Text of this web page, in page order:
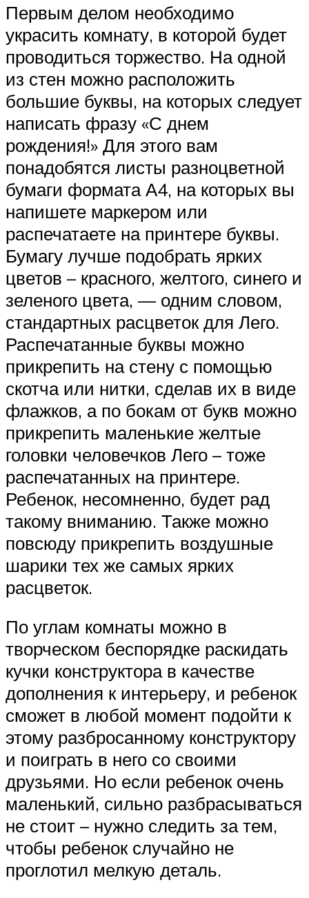
Первым делом необходимо
украсить комнату, в которой будет
проводиться торжество. На одной
из стен можно расположить
большие буквы, на которых следует
написать фразу «С днем
рождения!» Для этого вам
понадобятся листы разноцветной
бумаги формата А4, на которых вы
напишете маркером или
распечатаете на принтере буквы.
Бумагу лучше подобрать ярких
цветов – красного, желтого, синего и
зеленого цвета, — одним словом,
стандартных расцветок для Лего.
Распечатанные буквы можно
прикрепить на стену с помощью
скотча или нитки, сделав их в виде
флажков, а по бокам от букв можно
прикрепить маленькие желтые
головки человечков Лего – тоже
распечатанных на принтере.
Ребенок, несомненно, будет рад
такому вниманию. Также можно
повсюду прикрепить воздушные
шарики тех же самых ярких
расцветок.
По углам комнаты можно в
творческом беспорядке раскидать
кучки конструктора в качестве
дополнения к интерьеру, и ребенок
сможет в любой момент подойти к
этому разбросанному конструктору
и поиграть в него со своими
друзьями. Но если ребенок очень
маленький, сильно разбрасываться
не стоит – нужно следить за тем,
чтобы ребенок случайно не
проглотил мелкую деталь.